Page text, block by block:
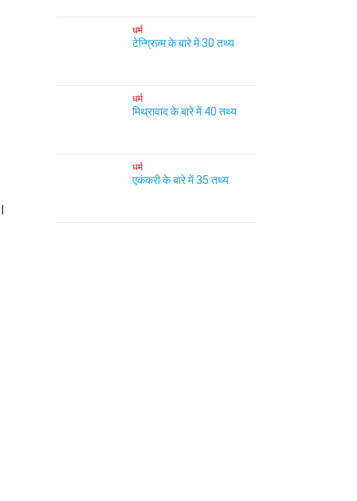
धर्म
टेन्ग्रिज़्म के बारे में 30 तथ्य
धर्म
मिथ्रावाद के बारे में 40 तथ्य
धर्म
एकंकरी के बारे में 35 तथ्य